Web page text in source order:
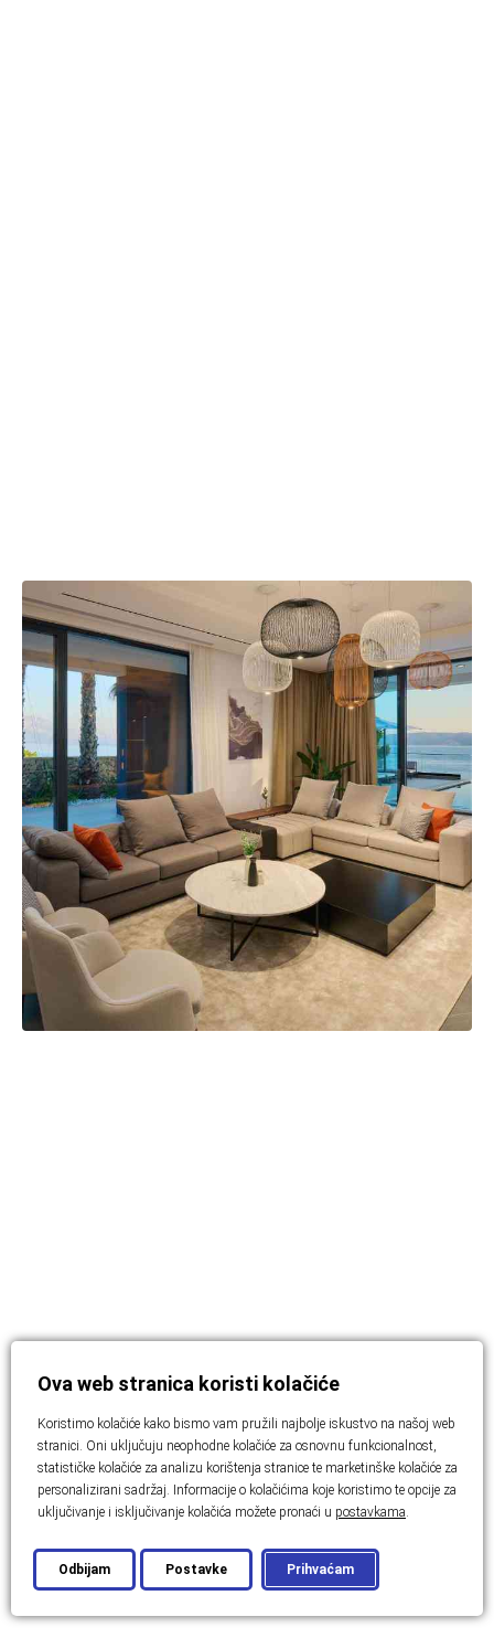
Ova web stranica koristi kolačiće
Koristimo kolačiće kako bismo vam pružili najbolje iskustvo na našoj web
stranici. Oni uključuju neophodne kolačiće za osnovnu funkcionalnost,
statističke kolačiće za analizu korištenja stranice te marketinške kolačiće za
personalizirani sadržaj. Informacije o kolačićima koje koristimo te opcije za
uključivanje i isključivanje kolačića možete pronaći u postavkama.
Prihvaćam
Odbijam Postavke